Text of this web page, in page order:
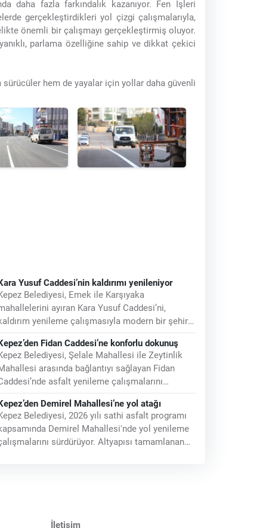
daha fazla farkındalık kazanıyor. Fen İşleri
gerçekleştirdikleri yol çizgi çalışmalarıyla,
önemli bir çalışmayı gerçekleştirmiş oluyor.
parlama özelliğine sahip ve dikkat çekici
hem de yayalar için yollar daha güvenli
Yusuf Caddesi’nin kaldırımı yenileniyor
Belediyesi, Emek ile Karşıyaka
ayıran Kara Yusuf Caddesi’ni,
yenileme çalışmasıyla modern bir şehir
kavuşturuyor. Kepez Belediyesi,
Fidan Caddesi’ne konforlu dokunuş
Belediyesi, Şelale Mahallesi ile Zeytinlik
arasında bağlantıyı sağlayan Fidan
asfalt yenileme çalışmalarını
Zamanla yıpranarak kullanım
Demirel Mahallesi’ne yol atağı
Belediyesi, 2026 yılı sathi asfalt programı
Demirel Mahallesi'nde yol yenileme
sürdürüyor. Altyapısı tamamlanan
İletişim